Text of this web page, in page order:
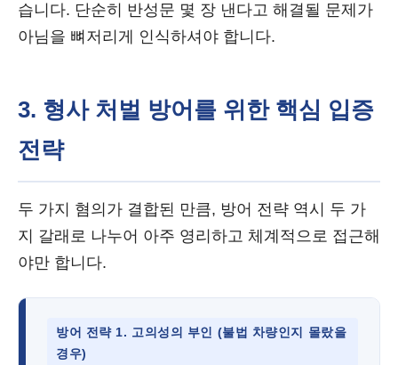
습니다. 단순히 반성문 몇 장 낸다고 해결될 문제가
아님을 뼈저리게 인식하셔야 합니다.
3. 형사 처벌 방어를 위한 핵심 입증
전략
두 가지 혐의가 결합된 만큼, 방어 전략 역시 두 가
지 갈래로 나누어 아주 영리하고 체계적으로 접근해
야만 합니다.
방어 전략 1. 고의성의 부인 (불법 차량인지 몰랐을
경우)